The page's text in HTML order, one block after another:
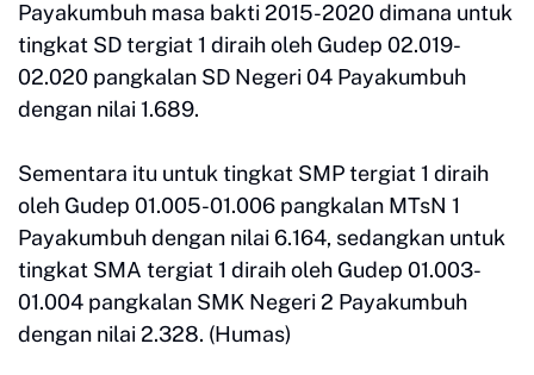
Payakumbuh masa bakti 2015-2020 dimana untuk
tingkat SD tergiat 1 diraih oleh Gudep 02.019-
02.020 pangkalan SD Negeri 04 Payakumbuh
dengan nilai 1.689.
Sementara itu untuk tingkat SMP tergiat 1 diraih
oleh Gudep 01.005-01.006 pangkalan MTsN 1
Payakumbuh dengan nilai 6.164, sedangkan untuk
tingkat SMA tergiat 1 diraih oleh Gudep 01.003-
01.004 pangkalan SMK Negeri 2 Payakumbuh
dengan nilai 2.328. (Humas)